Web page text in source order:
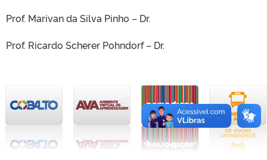
Prof. Marivan da Silva Pinho – Dr.
Prof. Ricardo Scherer Pohndorf – Dr.